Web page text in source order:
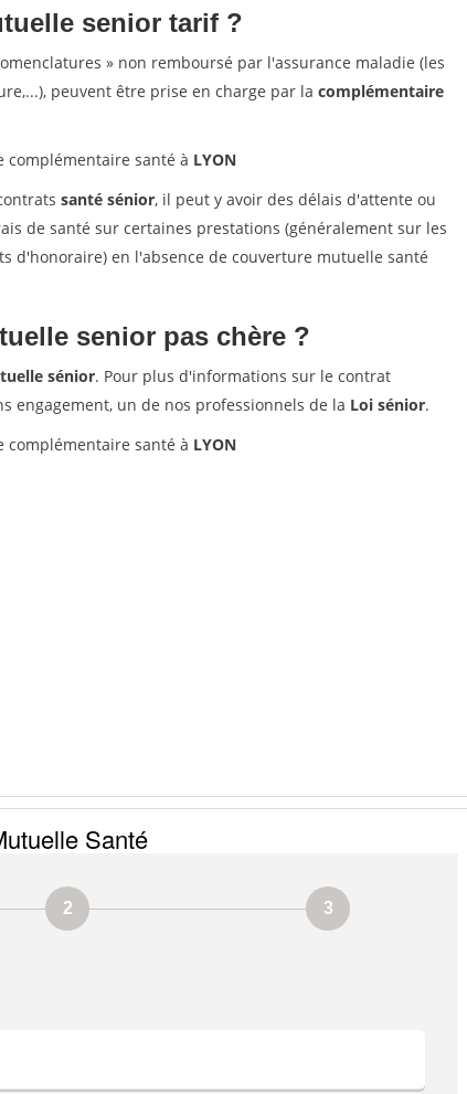
senior tarif ?
» non remboursé par l'assurance maladie (les
peuvent être prise en charge par la complémentaire
complémentaire santé à LYON
santé sénior, il peut y avoir des délais d'attente ou
de santé sur certaines prestations (généralement sur les
d'honoraire) en l'absence de couverture mutuelle santé
senior pas chère ?
sénior. Pour plus d'informations sur le contrat
engagement, un de nos professionnels de la Loi sénior.
complémentaire santé à LYON